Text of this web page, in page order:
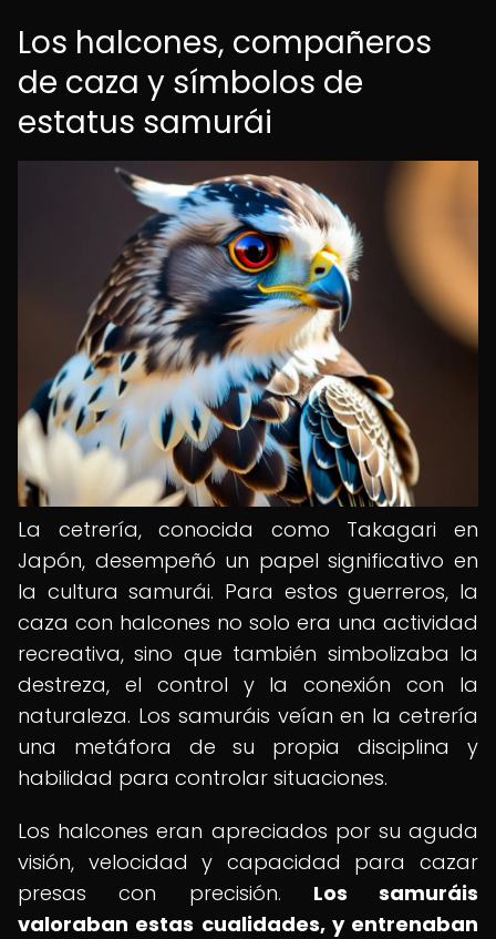
Los halcones, compañeros
de caza y símbolos de
estatus samurái
La cetrería, conocida como Takagari en
Japón, desempeñó un papel significativo en
la cultura samurái. Para estos guerreros, la
caza con halcones no solo era una actividad
recreativa, sino que también simbolizaba la
destreza, el control y la conexión con la
naturaleza. Los samuráis veían en la cetrería
una metáfora de su propia disciplina y
habilidad para controlar situaciones.
Los halcones eran apreciados por su aguda
visión, velocidad y capacidad para cazar
presas con precisión. Los samuráis
valoraban estas cualidades, y entrenaban